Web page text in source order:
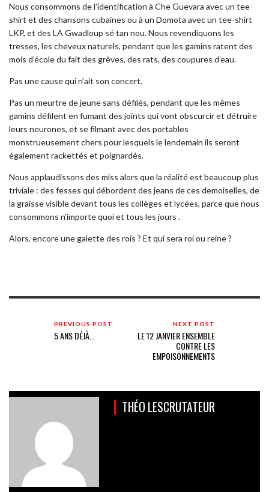
Nous consommons de l’identification à Che Guevara avec un tee-
shirt et des chansons cubaines ou à un Domota avec un tee-shirt
LKP, et des LA Gwadloup sé tan nou. Nous revendiquons les
tresses, les cheveux naturels, pendant que les gamins ratent des
mois d’école du fait des grèves, des rats, des coupures d’eau.
Pas une cause qui n’ait son concert.
Pas un meurtre de jeune sans défilés, pendant que les mêmes
gamins défilent en fumant des joints qui vont obscurcir et détruire
leurs neurones, et se filmant avec des portables
monstrueusement chers pour lesquels le lendemain ils seront
également rackettés et poignardés.
Nous applaudissons des miss alors que la réalité est beaucoup plus
triviale : des fesses qui débordent des jeans de ces demoiselles, de
la graisse visible devant tous les collèges et lycées, parce que nous
consommons n’importe quoi et tous les jours .
Alors, encore une galette des rois ? Et qui sera roi ou reine ?
PREVIOUS POST
5 ANS DÉJÀ...
NEXT POST
LE 12 JANVIER ENSEMBLE
CONTRE LES
EMPOISONNEMENTS
THÉO LESCRUTATEUR